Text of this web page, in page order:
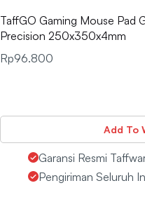
TaffGO Gaming Mouse Pad
Precision 250x350x4mm
Rp96.800
Add To
Garansi Resmi
Pengiriman Seluruh